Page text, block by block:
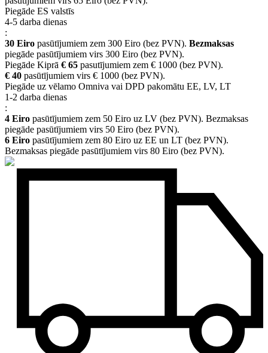
Piegāde ES valstīs
4-5 darba dienas
:
30 Eiro pasūtījumiem zem 300 Eiro (bez PVN). Bezmaksas
piegāde pasūtījumiem virs 300 Eiro (bez PVN).
Piegāde Kiprā € 65 pasutījumiem zem € 1000 (bez PVN).
€ 40 pasūtījumiem virs € 1000 (bez PVN).
Piegāde uz vēlamo Omniva vai DPD pakomātu EE, LV, LT
1-2 darba dienas
:
4 Eiro pasūtījumiem zem 50 Eiro uz LV (bez PVN). Bezmaksas
piegāde pasūtījumiem virs 50 Eiro (bez PVN).
6 Eiro pasūtījumiem zem 80 Eiro uz EE un LT (bez PVN).
Bezmaksas piegāde pasūtījumiem virs 80 Eiro (bez PVN).